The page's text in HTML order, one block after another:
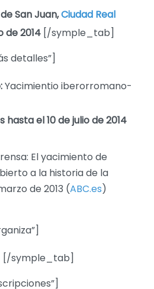
San Juan,Ciudad Real
de 2014 [/symple_tab]
detalles”]
Yacimientio iberorromano-
hasta el 10 de julio de 2014
El yacimiento de
a la historia de la
de 2013 (ABC.es)
[/symple_tab]